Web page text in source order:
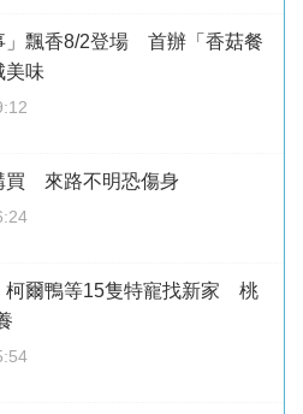
」飄香8/2登場 首辦「香菇餐
美味
買 來路不明恐傷身
柯爾鴨等15隻特寵找新家 桃